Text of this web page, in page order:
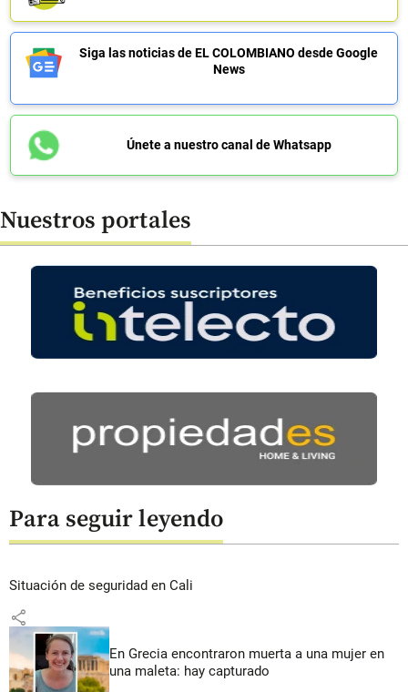
Siga las noticias de EL COLOMBIANO desde Google
News
Únete a nuestro canal de Whatsapp
Nuestros portales
Para seguir leyendo
Situación de seguridad en Cali
share
En Grecia encontraron muerta a una mujer en
una maleta: hay capturado